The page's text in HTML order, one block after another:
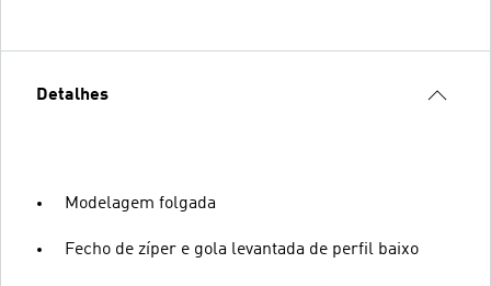
Detalhes
Modelagem folgada
Fecho de zíper e gola levantada de perfil baixo